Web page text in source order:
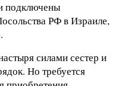
подключены
РФ в Израиле,
силами сестер и
Но требуется